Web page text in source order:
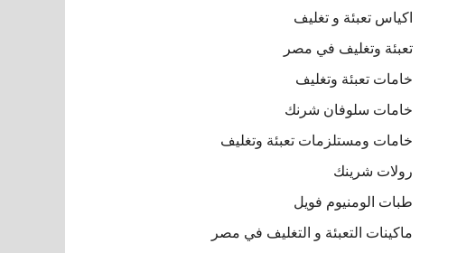
اكياس تعبئة و تغليف
تعبئة وتغليف في مصر
خامات تعبئة وتغليف
خامات سلوفان شرنك
خامات ومستلزمات تعبئة وتغليف
رولات شرينك
طبات الومنيوم فويل
ماكينات التعبئة و التغليف في مصر